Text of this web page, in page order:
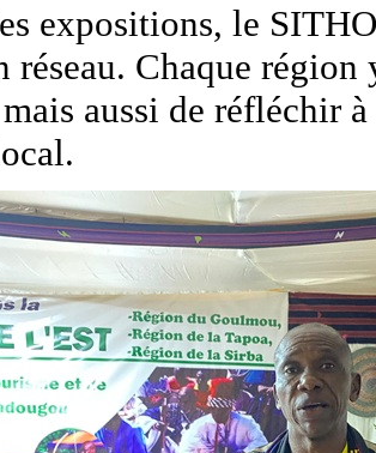
expositions, le
réseau. Chaque
aussi de réfléchir